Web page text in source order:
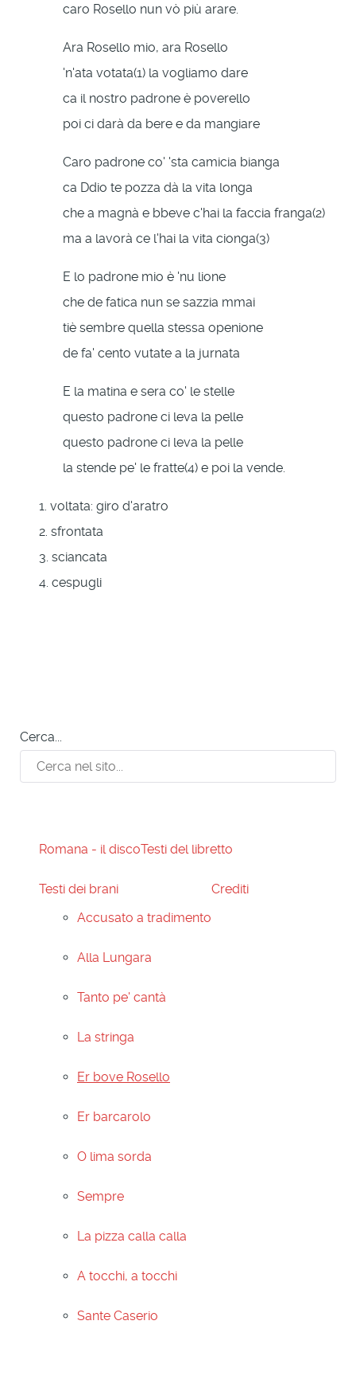
caro Rosello nun vò più arare.
Ara Rosello mio, ara Rosello
'n'ata votata(1) la vogliamo dare
ca il nostro padrone è poverello
poi ci darà da bere e da mangiare
Caro padrone co' 'sta camicia bianga
ca Ddio te pozza dà la vita longa
che a magnà e bbeve c'hai la faccia franga(2)
ma a lavorà ce l'hai la vita cionga(3)
E lo padrone mio è 'nu lione
che de fatica nun se sazzia mmai
tiè sembre quella stessa openione
de fa' cento vutate a la jurnata
E la matina e sera co' le stelle
questo padrone ci leva la pelle
questo padrone ci leva la pelle
la stende pe' le fratte(4) e poi la vende.
1. voltata: giro d'aratro
2. sfrontata
3. sciancata
4. cespugli
Cerca...
Romana - il discoTesti del libretto
Testi dei brani
Accusato a tradimento
Alla Lungara
Tanto pe' cantà
La stringa
Er bove Rosello
Er barcarolo
O lima sorda
Sempre
La pizza calla calla
A tocchi, a tocchi
Sante Caserio
Crediti